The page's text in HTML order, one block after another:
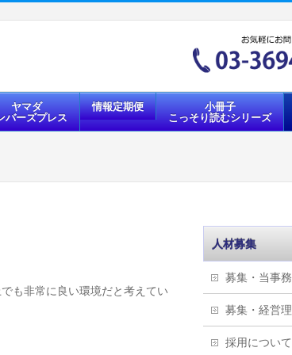
ヤマダ
バーズプレス
情報定期便
小冊子
こっそり読むシリーズ
も非常に良い環境だと考えてい
人材募集
募集・当事
募集・経営
採用について